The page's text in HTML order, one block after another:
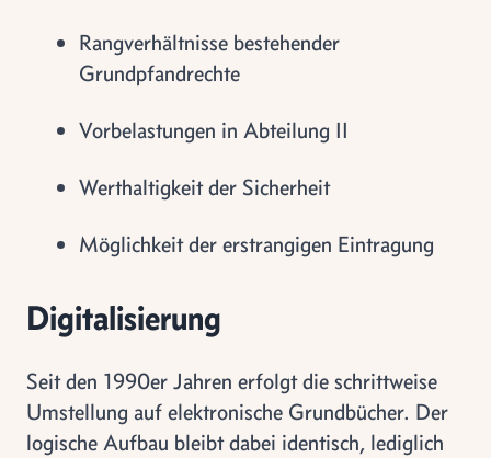
Rangverhältnisse bestehender
Grundpfandrechte
Vorbelastungen in Abteilung II
Werthaltigkeit der Sicherheit
Möglichkeit der erstrangigen Eintragung
Digitalisierung
Seit den 1990er Jahren erfolgt die schrittweise
Umstellung auf elektronische Grundbücher. Der
logische Aufbau bleibt dabei identisch, lediglich